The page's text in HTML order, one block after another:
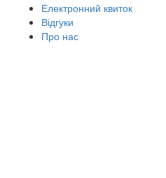
Електронний квиток
Відгуки
Про нас